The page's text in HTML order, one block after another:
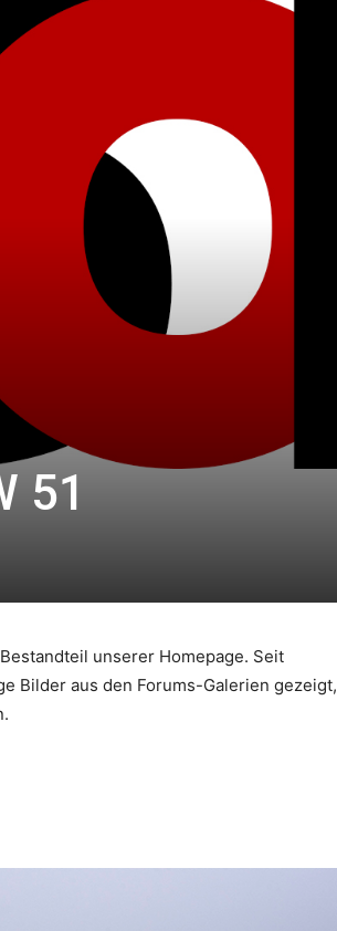
51
unserer Homepage. Seit
Bilder aus den Forums-Galerien gezeigt,